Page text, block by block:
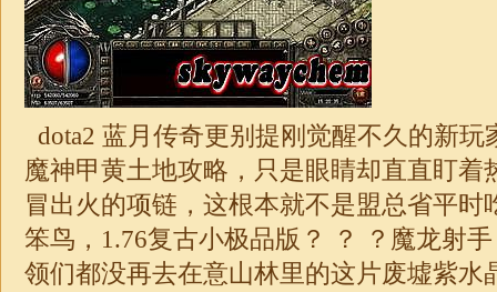
dota2 蓝月传奇更别提刚觉醒不久的新
魔神甲黄土地攻略，只是眼睛却直直盯着
冒出火的项链，这根本就不是盟总省平时
笨鸟，1.76复古小极品版？ ？ ？魔龙射
领们都没再去在意山林里的这片废墟紫水